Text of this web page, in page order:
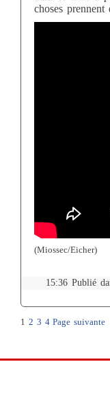
choses
(Miossec/Eicher)
15:36 Publié
1 2 3 4 Page suivante